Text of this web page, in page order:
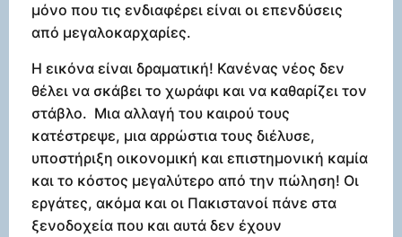
μόνο που τις ενδιαφέρει είναι οι επενδύσεις
από μεγαλοκαρχαρίες.
Η εικόνα είναι δραματική! Κανένας νέος δεν
θέλει να σκάβει το χωράφι και να καθαρίζει τον
στάβλο. Μια αλλαγή του καιρού τους
κατέστρεψε, μια αρρώστια τους διέλυσε,
υποστήριξη οικονομική και επιστημονική καμία
και το κόστος μεγαλύτερο από την πώληση! Οι
εργάτες, ακόμα και οι Πακιστανοί πάνε στα
ξενοδοχεία που και αυτά δεν έχουν